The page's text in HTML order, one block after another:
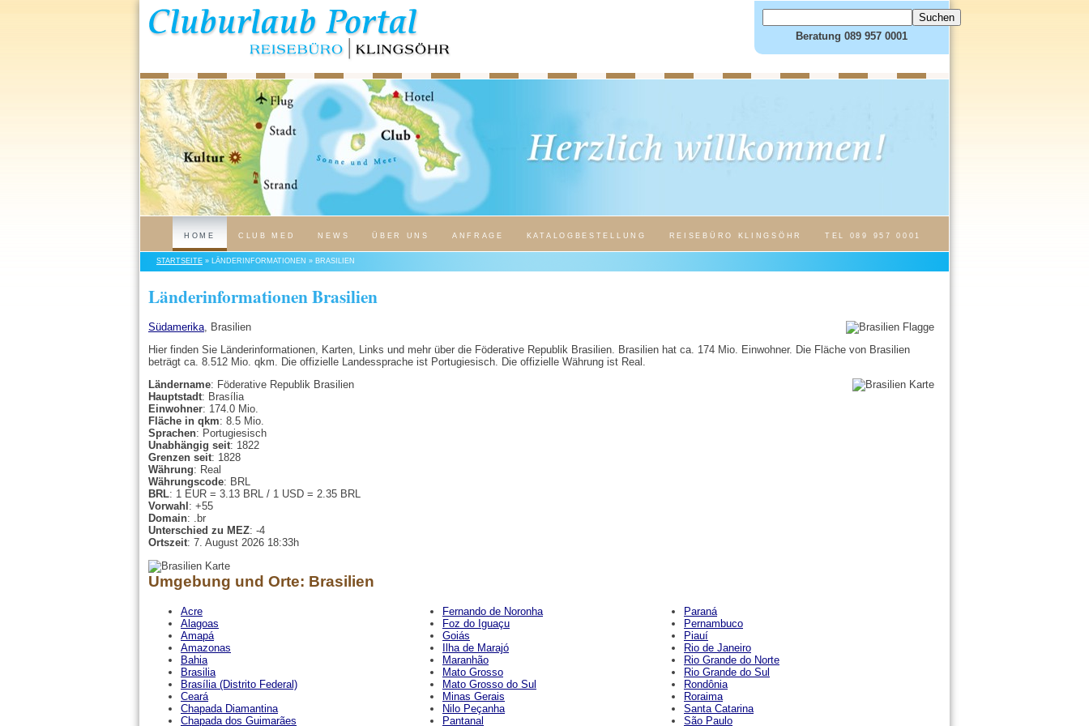
Beratung 089 957 0001
HOME CLUB MED NEWS ÜBER UNS ANFRAGE KATALOGBESTELLUNG REISEBÜRO KLINGSÖHR TEL 089 957 0001
STARTSEITE » LÄNDERINFORMATIONEN » BRASILIEN
Länderinformationen Brasilien
Südamerika , Brasilien
Hier finden Sie Länderinformationen, Karten, Links und mehr über die Föderative Republik Brasilien. Brasilien hat ca. 174 Mio. Einwohner. Die Fläche von Brasilien
beträgt ca. 8.512 Mio. qkm. Die offizielle Landessprache ist Portugiesisch. Die offizielle Währung ist Real.
Ländername: Föderative Republik Brasilien
Hauptstadt: Brasília
Einwohner: 174.0 Mio.
Fläche in qkm: 8.5 Mio.
Sprachen: Portugiesisch
Unabhängig seit: 1822
Grenzen seit: 1828
Währung: Real
Währungscode: BRL
BRL: 1 EUR = 3.13 BRL / 1 USD = 2.35 BRL
Vorwahl : +55
Domain: .br
Unterschied zu MEZ: -4
Ortszeit: 7. August 2026 18:33h
Umgebung und Orte: Brasilien
Acre
Alagoas
Amapá
Amazonas
Bahia
Brasilia
Brasília (Distrito Federal)
Ceará
Chapada Diamantina
Chapada dos Guimarães
Fernando de Noronha
Foz do Iguaçu
Goiás
Ilha de Marajó
Maranhão
Mato Grosso
Mato Grosso do Sul
Minas Gerais
Nilo Peçanha
Pantanal
Paraná
Pernambuco
Piauí
Rio de Janeiro
Rio Grande do Norte
Rio Grande do Sul
Rondônia
Roraima
Santa Catarina
São Paulo